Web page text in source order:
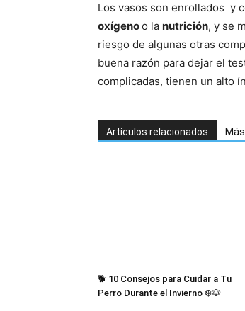
Los vasos son enrollados y
oxígenoo la nutrición, y se
riesgo de algunas otras
buena razón para dejar el
complicadas, tienen un alto
Artículos relacionados
🐕 10 Consejos para Cuidar a Tu
Perro Durante el Invierno ❄️🐶